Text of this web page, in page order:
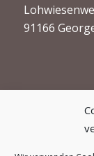
91166